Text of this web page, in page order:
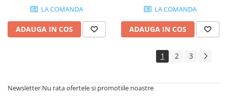
LA COMANDA
ADAUGA IN COS
LA COMANDA
ADAUGA IN COS
1 2 3
Newsletter Nu rata ofertele si promotiile noastre